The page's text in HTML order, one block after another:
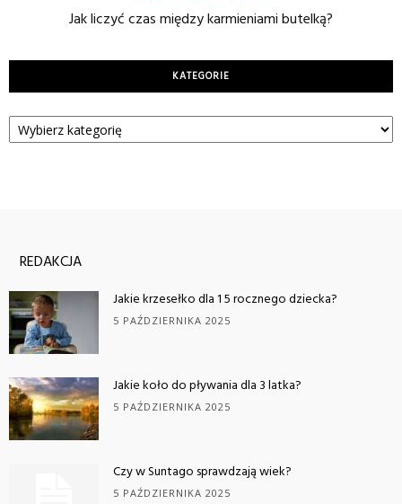
Jak liczyć czas między karmieniami butelką?
KATEGORIE
Kategorie
REDAKCJA
Jakie krzesełko dla 1 5 rocznego dziecka?
5 PAŹDZIERNIKA 2025
Jakie koło do pływania dla 3 latka?
5 PAŹDZIERNIKA 2025
Czy w Suntago sprawdzają wiek?
5 PAŹDZIERNIKA 2025